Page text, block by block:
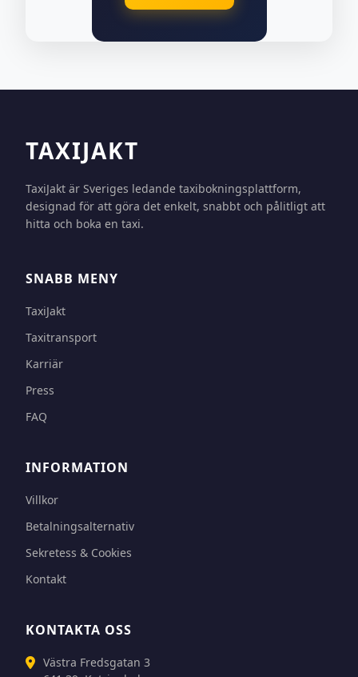
TAXIJAKT
TaxiJakt är Sveriges ledande taxibokningsplattform,
designad för att göra det enkelt, snabbt och pålitligt att
hitta och boka en taxi.
SNABB MENY
TaxiJakt
Taxitransport
Karriär
Press
FAQ
INFORMATION
Villkor
Betalningsalternativ
Sekretess & Cookies
Kontakt
KONTAKTA OSS
Västra Fredsgatan 3